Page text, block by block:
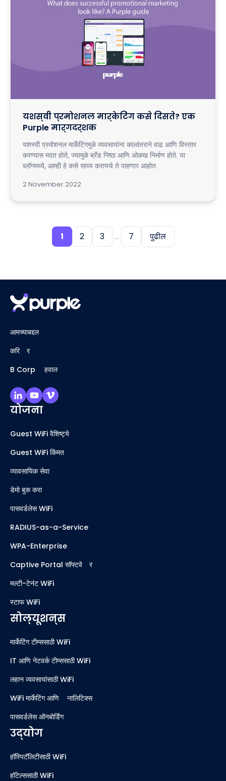
यशस्वी प्रमोशनल मार्केटिंग कसे दिसते? एक
Purple मार्गदर्शक
यशस्वी प्रमोशनल मार्केटिंगमुळे व्यवसायांना कालांतराने वाढ आणि विस्तार
करण्यास मदत होते, ज्यामुळे ब्रँड निष्ठा आणि ओळख निर्माण होते. या
ब्लॉगमध्ये, आम्ही हे कसे साध्य करायचे ते पाहणार आहोत
2 November 2022
1 2 3 ... 7 पुढील
आमच्याबद्दल
करिअर
B Corp अहवाल
योजना
Guest WiFi वैशिष्ट्ये
Guest WiFi किंमत
व्यावसायिक सेवा
डेमो बुक करा
पासवर्डलेस WiFi
RADIUS-as-a-Service
WPA-Enterprise
Captive Portal सॉफ्टवेअर
मल्टी-टेनंट WiFi
स्टाफ WiFi
सोल्यूशन्स
मार्केटिंग टीम्ससाठी WiFi
IT आणि नेटवर्क टीम्ससाठी WiFi
लहान व्यवसायांसाठी WiFi
WiFi मार्केटिंग आणि ॲनालिटिक्स
पासवर्डलेस ऑनबोर्डिंग
उद्योग
हॉस्पिटॅलिटीसाठी WiFi
हॉटेल्ससाठी WiFi